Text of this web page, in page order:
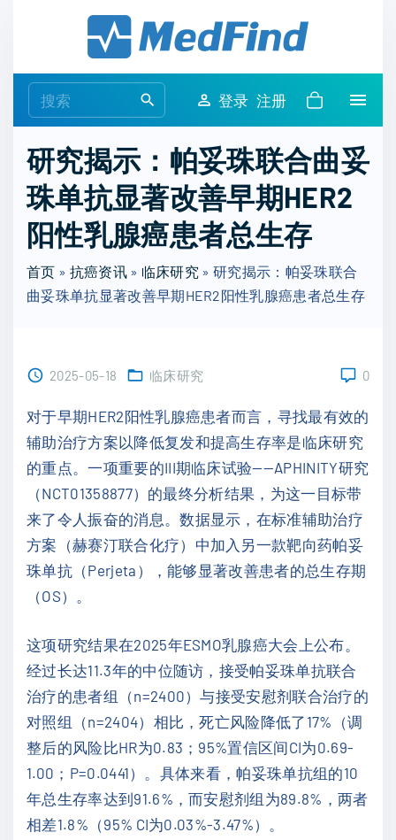
e
c
h
f
r
:
登录 注册
研究揭示：帕妥珠联合曲妥
珠单抗显著改善早期HER2
阳性乳腺癌患者总生存
首页 » 抗癌资讯» 临床研究 »研究揭示：帕妥珠联合
曲妥珠单抗显著改善早期HER2阳性乳腺癌患者总生存
2025-05-18 临床研究 0
对于早期HER2阳性乳腺癌患者而言，寻找最有效的
辅助治疗方案以降低复发和提高生存率是临床研究
的重点。一项重要的III期临床试验——APHINITY研究
（NCT01358877）的最终分析结果，为这一目标带
来了令人振奋的消息。数据显示，在标准辅助治疗
方案（赫赛汀联合化疗）中加入另一款靶向药帕妥
珠单抗（Perjeta），能够显著改善患者的总生存期
（OS）。
这项研究结果在2025年ESMO乳腺癌大会上公布。
经过长达11.3年的中位随访，接受帕妥珠单抗联合
治疗的患者组（n=2400）与接受安慰剂联合治疗的
对照组（n=2404）相比，死亡风险降低了17%（调
整后的风险比HR为0.83；95%置信区间CI为0.69-
1.00；P=0.0441）。具体来看，帕妥珠单抗组的10
年总生存率达到91.6%，而安慰剂组为89.8%，两者
相差1.8%（95% CI为0.03%-3.47%）。